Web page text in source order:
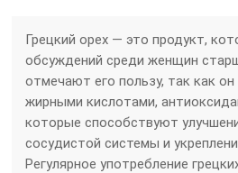
Грецкий орех — это продукт,
обсуждений среди женщин
отмечают его пользу, так как
жирными кислотами,
которые способствуют
сосудистой системы и
Регулярное употребление